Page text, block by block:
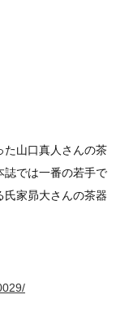
た山口真人さんの茶
誌では一番の若手で
氏家昴大さんの茶器